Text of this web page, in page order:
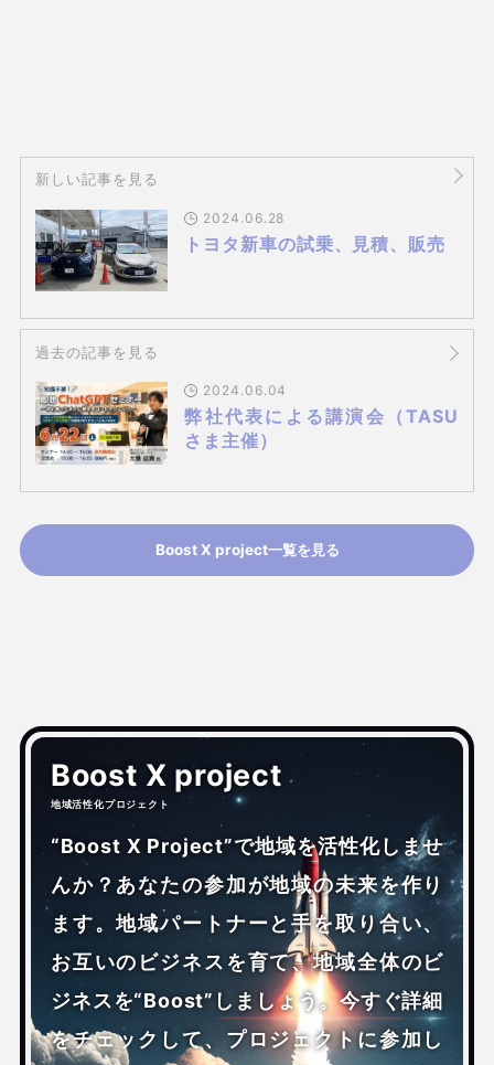
新しい記事を見る
2024.06.28
トヨタ新車の試乗、見積、販売
過去の記事を見る
2024.06.04
弊社代表による講演会（TASU
さま主催）
Boost X project一覧を見る
Boost X project
地域活性化プロジェクト
“Boost X Project”で地域を活性化しませ
んか？あなたの参加が地域の未来を作り
ます。地域パートナーと手を取り合い、
お互いのビジネスを育て、地域全体のビ
ジネスを“Boost”しましょう。今すぐ詳細
をチェックして、プロジェクトに参加し